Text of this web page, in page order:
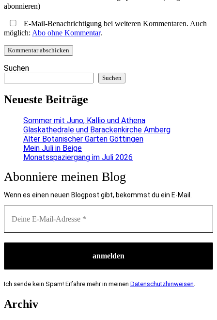
abonnieren)
E-Mail-Benachrichtigung bei weiteren Kommentaren. Auch
möglich: Abo ohne Kommentar.
Suchen
Suchen
Neueste Beiträge
Sommer mit Juno, Kallio und Athena
Glaskathedrale und Barackenkirche Amberg
Alter Botanischer Garten Göttingen
Mein Juli in Beige
Monatsspaziergang im Juli 2026
Abonniere meinen Blog
Wenn es einen neuen Blogpost gibt, bekommst du ein E-Mail.
Ich sende kein Spam! Erfahre mehr in meinen Datenschutzhinweisen
Archiv